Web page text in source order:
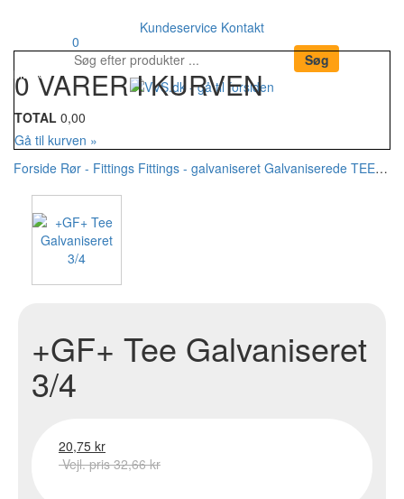
Kundeservice Kontakt
MENU
0
0 VARER I KURVEN
TOTAL 0,00
Gå til kurven »
Forside Rør - Fittings Fittings - galvaniseret Galvaniserede TEE
+GF+ Tee Galvaniseret
3/4
20,75 kr
Vejl. pris 32,66 kr